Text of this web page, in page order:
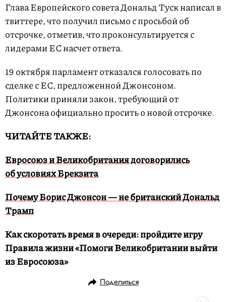
Глава Европейского совета Дональд Туск написал в
твиттере, что получил письмо с просьбой об
отсрочке, отметив, что проконсультируется с
лидерами ЕС насчет ответа.
19 октября парламент отказался голосовать по
сделке с ЕС, предложенной Джонсоном.
Политики приняли закон, требующий от
Джонсона официально просить о новой отсрочке.
ЧИТАЙТЕ ТАКЖЕ:
Евросоюз и Великобритания договорились
об условиях Брекзита
Почему Борис Джонсон — не британский Дональд
Трамп
Как скоротать время в очереди: пройдите игру
Правила жизни «Помоги Великобритании выйти
из Евросоюза»
Поделиться